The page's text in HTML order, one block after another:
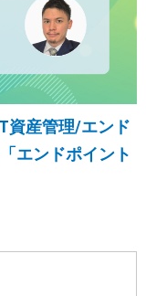
資産管理/エンド
エンドポイント